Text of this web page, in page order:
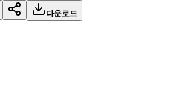
다운로드